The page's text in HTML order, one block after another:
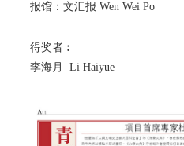
报馆：文汇报 Wen Wei Po
得奖者︰
李海月 Li Haiyue